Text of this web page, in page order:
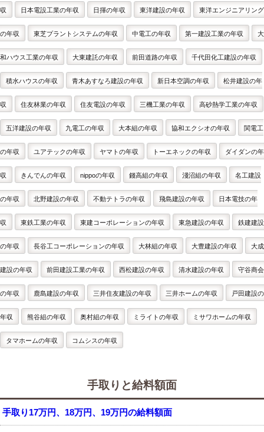
収 日本電設工業の年収 日揮の年収 東洋建設の年収 東洋エンジニアリング
の年収 東芝プラントシステムの年収 中電工の年収 第一建設工業の年収 大
和ハウス工業の年収 大東建託の年収 前田道路の年収 千代田化工建設の年収
積水ハウスの年収 青木あすなろ建設の年収 新日本空調の年収 松井建設の年
収 住友林業の年収 住友電設の年収 三機工業の年収 高砂熱学工業の年収
五洋建設の年収 九電工の年収 大本組の年収 協和エクシオの年収 関電工
の年収 ユアテックの年収 ヤマトの年収 トーエネックの年収 ダイダンの年
収 きんでんの年収 nippoの年収 錢高組の年収 淺沼組の年収 名工建設
の年収 北野建設の年収 不動テトラの年収 飛島建設の年収 日本電技の年
収 東鉄工業の年収 東建コーポレーションの年収 東急建設の年収 鉄建建設
の年収 長谷工コーポレーションの年収 大林組の年収 大豊建設の年収 大成
建設の年収 前田建設工業の年収 西松建設の年収 清水建設の年収 守谷商会
の年収 鹿島建設の年収 三井住友建設の年収 三井ホームの年収 戸田建設の
年収 熊谷組の年収 奥村組の年収 ミライトの年収 ミサワホームの年収
タマホームの年収 コムシスの年収
手取りと給料額面
手取り17万円、18万円、19万円の給料額面